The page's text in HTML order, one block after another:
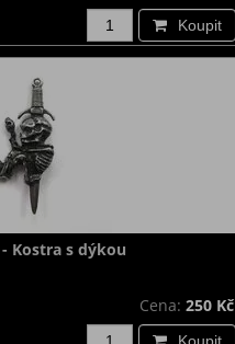
Koupit
Kostra s dýkou
Cena: 250 Kč